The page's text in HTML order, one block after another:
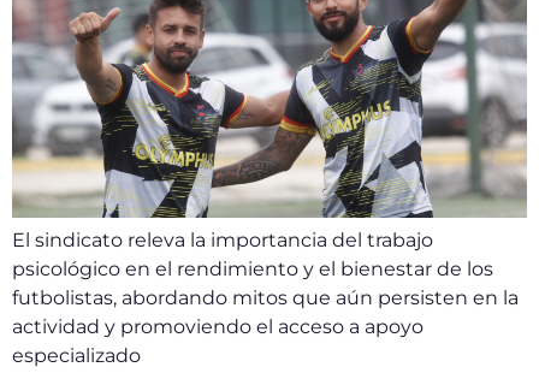
El sindicato releva la importancia del trabajo
psicológico en el rendimiento y el bienestar de los
futbolistas, abordando mitos que aún persisten en la
actividad y promoviendo el acceso a apoyo
especializado